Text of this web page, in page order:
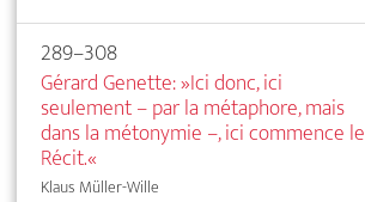
289–308
Gérard Genette: »Ici donc, ici
seulement – par la métaphore, mais
dans la métonymie –, ici commence le
Récit.«
Klaus Müller-Wille